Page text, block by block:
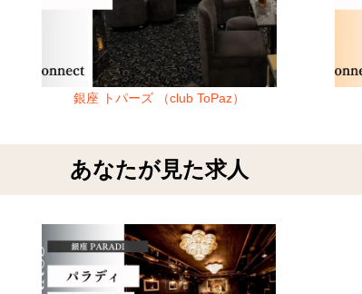
銀座 トパーズ （club ToPaz）
あなたが見た求人